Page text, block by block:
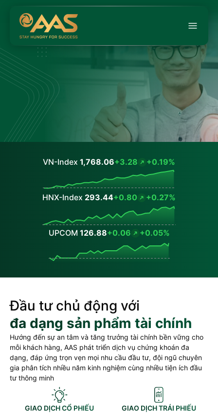
VN-Index 1,768.06+3.28 +0.19%
HNX-Index 293.44+0.80 +0.27%
UPCOM 126.88+0.06 +0.05%
Đầu tư chủ động với
đa dạng sản phẩm tài chính
Hướng đến sự an tâm và tăng trưởng tài chính bền vững cho
mỗi khách hàng, AAS phát triển dịch vụ chứng khoán đa
dạng, đáp ứng trọn vẹn mọi nhu cầu đầu tư, đội ngũ chuyên
gia phân tích nhiều năm kinh nghiệm cùng nhiều tiện ích đầu
tư thông minh
GIAO DỊCH CỔ PHIẾU GIAO DỊCH TRÁI PHIẾU